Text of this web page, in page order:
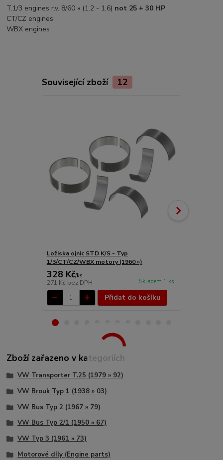
T.1/3 engines r.v. 8/60 » (1.2 - 1.6) not 25 + 30 HP
CT/CZ engines
WBX engines
Související zboží 12
Ložiska ojnic STD K/S - Typ
1/3/CT/CZ/WBX motory (1960 »)
328 Kč/ks
271 Kč bez DPH Skladem 1 ks
Přidat do košíku
Zboží zařazeno v kategoriích
VW Transporter T.25 (1979 » 92)
VW Brouk Typ 1 (1938 » 03)
VW Bus Typ 2 (1967 » 79)
VW Bus Typ 2/1 (1950 » 67)
VW Typ 3 (1961 » 73)
Motorové díly (Engine parts)